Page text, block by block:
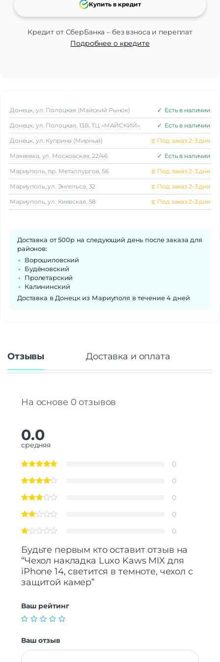
Кредит от СберБанка – без взноса и переплат
Подробнее о кредите
Купить в кредит
Донецк, ул. Полоцкая (Майский Рынок) ✓ Есть в наличии
Донецк, ул. Полоцкая, 13В, ТЦ «МАЙСКИЙ» ✓ Есть в наличии
Донецк, ул. Куприна (Мирный) ⧖ Под заказ 2-3 дня
Макеeвка, ул. Московская, 22/46 ✓ Есть в наличии
Мариуполь, пр. Металлургов, 56 ⧖ Под заказ 2-3 дня
Мариуполь, ул. Энгельса, 32 ⧖ Под заказ 2-3 дня
Мариуполь, ул. Киевская, 58 ⧖ Под заказ 2-3 дня
Доставка от 500р на следующий день после заказа для
районов:
Ворошиловский
Будёновский
Пролетарский
Калининский
Доставка в Донецк из Мариуполя в течение 4 дней
Отзывы Доставка и оплата
На основе 0 отзывов
0.0
средняя
0
0
0
0
0
Будьте первым кто оставит отзыв на
“Чехол накладка Luxo Kaws MIX для
iPhone 14, светится в темноте, чехол с
защитой камер”
Ваш рейтинг
Ваш отзыв